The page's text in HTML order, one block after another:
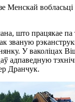
Менскай
што працякае
званую
У ваколіцах
адпаведную
Дранчук.